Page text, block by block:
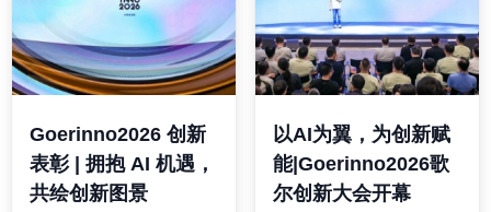
Goerinno2026 创新
表彰 | 拥抱 AI 机遇，
共绘创新图景
以AI为翼，为创新赋
能|Goerinno2026歌
尔创新大会开幕